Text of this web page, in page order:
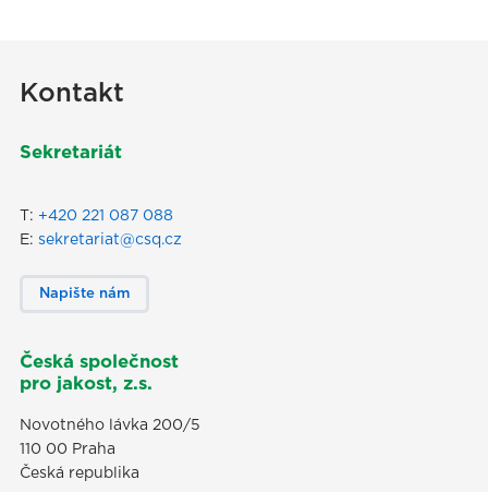
Kontakt
Sekretariát
T: +420 221 087 088
E: sekretariat@csq.cz
Napište nám
Česká společnost
pro jakost, z.s.
Novotného lávka 200/5
110 00 Praha
Česká republika